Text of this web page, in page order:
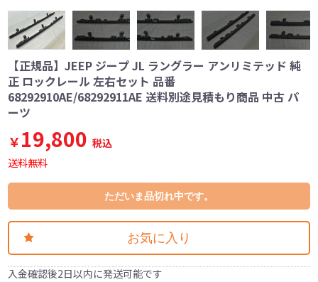
【正規品】JEEP ジープ JL ラングラー アンリミテッド 純
正 ロックレール 左右セット 品番
68292910AE/68292911AE 送料別途見積もり商品 中古 パ
ーツ
￥19,800 税込
送料無料
ただいま品切れ中です。
お気に入り
入金確認後2日以内に発送可能です